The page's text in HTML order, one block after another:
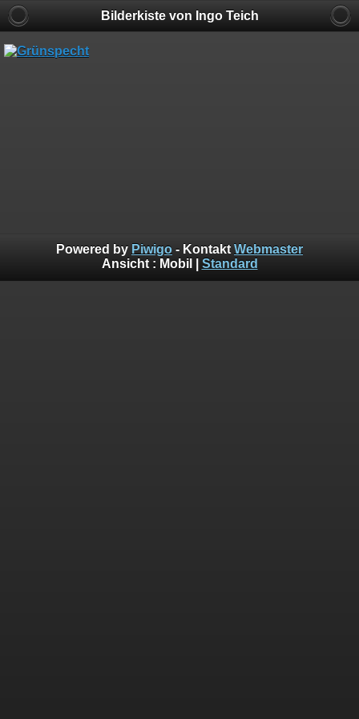
Bilderkiste von Ingo Teich
Powered by Piwigo - Kontakt Webmaster
Ansicht : Mobil Standard